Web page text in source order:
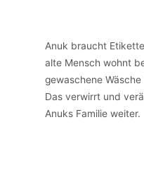
Anuk braucht
alte Mensch wohnt
gewaschene
Das verwirrt und
Anuks Familie weiter.